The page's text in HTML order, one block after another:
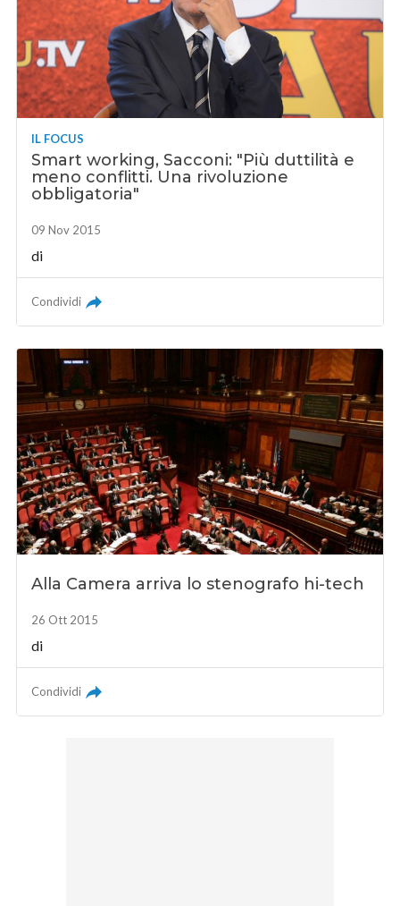
IL FOCUS
Smart working, Sacconi: "Più duttilità e
meno conflitti. Una rivoluzione
obbligatoria"
09 Nov 2015
di
Condividi
Alla Camera arriva lo stenografo hi-tech
26 Ott 2015
di
Condividi